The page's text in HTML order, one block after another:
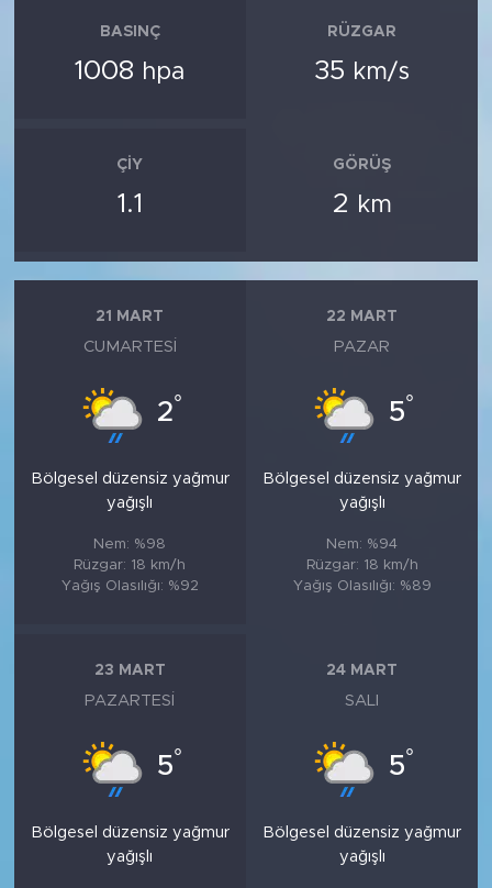
BASINÇ
1008 hpa
RÜZGAR
35 km/s
ÇIY
1.1
GÖRÜŞ
2 km
21 MART
CUMARTESI
2°
Bölgesel düzensiz yağmur
yağışlı
Nem: %98
Rüzgar: 18 km/h
Yağış Olasılığı: %92
22 MART
PAZAR
5°
Bölgesel düzensiz yağmur
yağışlı
Nem: %94
Rüzgar: 18 km/h
Yağış Olasılığı: %89
23 MART
PAZARTESI
5°
Bölgesel düzensiz yağmur
yağışlı
24 MART
SALI
5°
Bölgesel düzensiz yağmur
yağışlı